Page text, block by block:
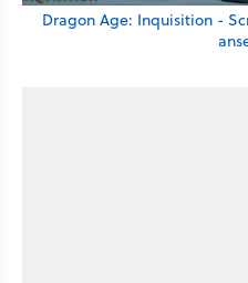
Dragon Age: Inquisition -